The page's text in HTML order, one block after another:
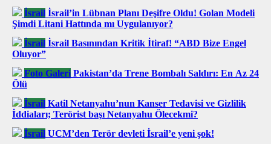
İsrail İsrail’in Lübnan Planı Deşifre Oldu! Golan Modeli
Şimdi Litani Hattında mı Uygulanıyor?
İsrail İsrail Basınından Kritik İtiraf! “ABD Bize Engel
Oluyor”
Foto Galeri Pakistan’da Trene Bombalı Saldırı: En Az 24
Ölü
İsrail Katil Netanyahu’nun Kanser Tedavisi ve Gizlilik
İddiaları; Terörist başı Netanyahu Ölecekmi?
İsrail UCM’den Terör devleti İsrail’e yeni şok!